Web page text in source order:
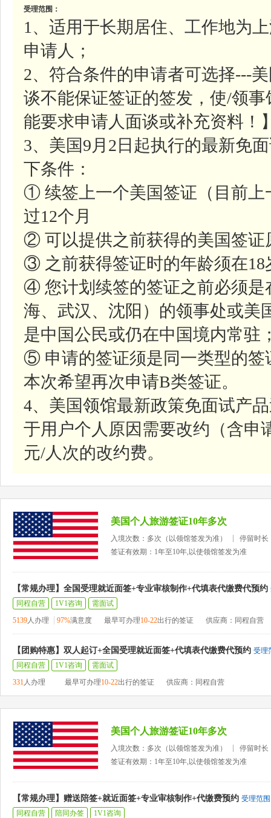
受理范围：
1、适用于长期居住、工作地为
申请人；
2、符合条件的申请者可选择---
谈不能保证签证的签发，使/领
能要求申请人面谈或补充资料！
3、美国9月2日起执行的最新免
下条件：
① 续签上一个美国签证（目前上
过12个月
② 可以提供之前获得的美国签证
③ 之前获得签证时的年龄须在18
④ 您计划续签的签证之前必须是
海、武汉、沈阳）的领事处或美
是中国公民或仍在中国境内常驻
⑤ 申请的签证须是同一类型的签
本次希望再次申请B类签证。
4、美国领馆最新政策免面试产
于用户个人原因需要改约（含申
元/人次的改约费。
美国个人旅游签证10年多次
入境次数：多次（以领馆签发为准）
停留时长
签证有效期：1年至10年,以使领馆签发为准
【常规办理】全国受理就近面签+专业审核制作+代填表代缴费代预约
同程自营
1V1咨询
需面试
5139人办理 97%满意度 最早可办理10-22出行的签证 供应商：同程自营
【团购特惠】双人起订+全国受理就近面签+代填表代缴费代预约 受理
同程自营
1V1咨询
需面试
331人办理 最早可办理10-22出行的签证 供应商：同程自营
美国个人旅游签证10年多次
入境次数：多次（以领馆签发为准）
停留时长
签证有效期：1年至10年,以使领馆签发为准
【常规办理】赠送陪签+就近面签+专业审核制作+代缴费预约 受理范围
同程自营
陪同办签 1V1咨询